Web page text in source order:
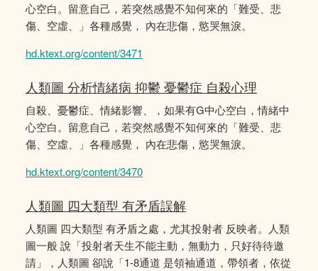
心空白。留意自己，若突然感覺不知何來的「難受、悲
傷、空虛、」各種感覺， 內在悲傷，慾哭無淚。
hd.ktext.org/content/3471
人類圖 分析情緒病 抑鬱 憂鬱症 自殺心理
自殺、憂鬱症、情緒影響、，如果有G中心空白，情緒中
心空白。留意自己，若突然感覺不知何來的「難受、悲
傷、空虛、」各種感覺， 內在悲傷，慾哭無淚。
hd.ktext.org/content/3470
人類圖 四大類型 有矛盾誤解
人類圖 四大類型 有矛盾之處，尤其投射者 反映者。人類
圖一般 說「投射者天生不能主動，無動力，只好待待邀
請」，人類圖 卻說「1-8通道 是領袖通道，帶領者，依從